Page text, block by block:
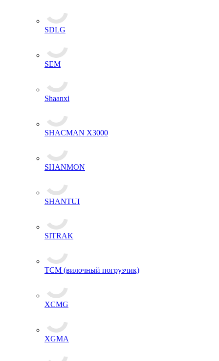
SDLG
SEM
Shaanxi
SHACMAN X3000
SHANMON
SHANTUI
SITRAK
TCM (вилочный погрузчик)
XCMG
XGMA